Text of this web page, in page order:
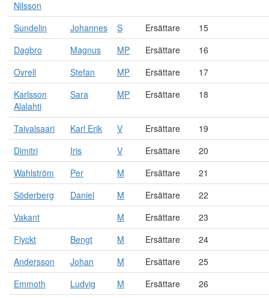
Nilsson
Sundelin Johannes S Ersättare
15
Dagbro
Magnus MP Ersättare
16
Ovrell
Stefan MP Ersättare
17
Karlsson
Alalahti
Sara MP Ersättare 18
Taivalsaari Karl Erik V Ersättare
19
Dimitri
Iris V Ersättare
20
Wahlström
Per M Ersättare
21
Söderberg
Daniel M Ersättare
22
Vakant
M Ersättare
23
Flyckt
Bengt M Ersättare
24
Andersson
Johan M Ersättare
25
Emmoth
Ludvig M Ersättare 26